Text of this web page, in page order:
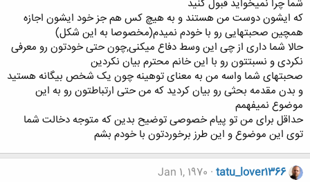
شما چرا نمیخواید قبول کنید
که ایشون دوست من هستند و به هیچ کس هم جز خود ایشون اجازه
همچین صحبتهایی رو با خودم نمیدم(مخصوصا به این شکل)
حالا شما داری از چی این وسط دفاع میکنی,چون حتی خودتون رو معرفی
نکردی و نسبتتون رو با این خانم محترم بیان نکردین
صحبتهای شما واسه من به معنای توهینه چون یک شخص بیگانه هستید
و بدن مقدمه بحثی رو بیان کردید که من حتی ارتباطتون رو به این
موضوع نمیفهمم
حداقل برای من تو پیام خصوصی توضیح بدین که متوجه دخالت شما
توی این موضوع و این طرز برخوردتون با خودم بشم
tatu_lover1366
Jan 1, 1970